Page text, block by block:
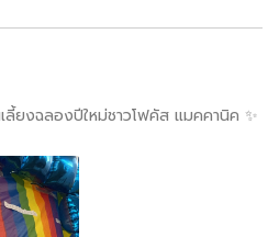
ลี้ยงฉลองปีใหม่ชาวโฟคัส แมคคานิค ✨